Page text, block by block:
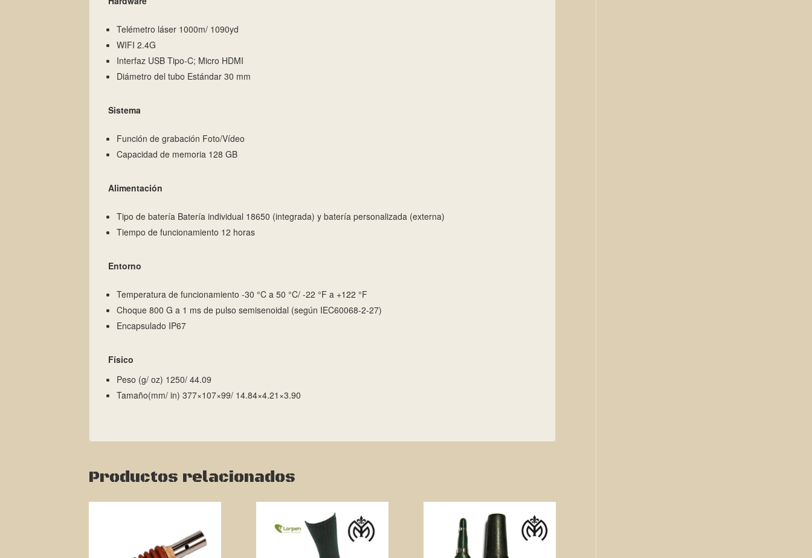
Telémetro láser 1000m/ 1090yd
WIFI 2.4G
Interfaz USB Tipo-C; Micro HDMI
Diámetro del tubo Estándar 30 mm
Sistema
Función de grabación Foto/Vídeo
Capacidad de memoria 128 GB
Alimentación
Tipo de batería Batería individual 18650 (integrada) y batería personalizada (externa)
Tiempo de funcionamiento 12 horas
Entorno
Temperatura de funcionamiento -30 °C a 50 °C/ -22 °F a +122 °F
Choque 800 G a 1 ms de pulso semisenoidal (según IEC60068-2-27)
Encapsulado IP67
Físico
Peso (g/ oz) 1250/ 44.09
Tamaño(mm/ in) 377×107×99/ 14.84×4.21×3.90
Productos relacionados